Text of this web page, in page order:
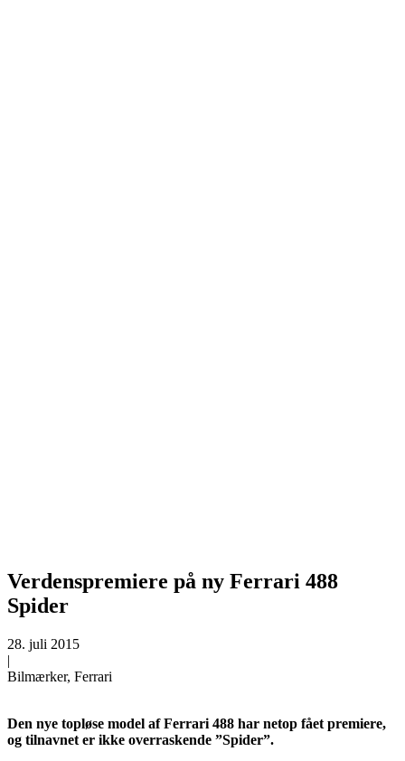
Verdenspremiere på ny Ferrari 488
Spider
28. juli 2015
|
Bilmærker, Ferrari
Den nye topløse model af Ferrari 488 har netop fået premiere,
og tilnavnet er ikke overraskende ”Spider”.